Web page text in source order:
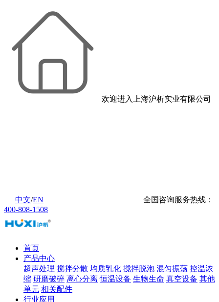
欢迎进入上海沪析实业有限公司
中文/EN
全国咨询服务热线：
400-808-1508
首页
产品中心
超声处理 搅拌分散 均质乳化 搅拌脱泡 混匀振荡 控温浓
缩 研磨破碎 离心分离 恒温设备 生物生命 真空设备 其他
单元 相关配件
行业应用